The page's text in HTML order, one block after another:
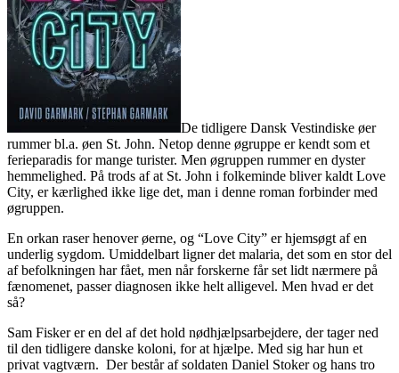
De tidligere Dansk Vestindiske øer
rummer bl.a. øen St. John. Netop denne øgruppe er kendt som et
ferieparadis for mange turister. Men øgruppen rummer en dyster
hemmelighed. På trods af at St. John i folkeminde bliver kaldt Love
City, er kærlighed ikke lige det, man i denne roman forbinder med
øgruppen.
En orkan raser henover øerne, og “Love City” er hjemsøgt af en
underlig sygdom. Umiddelbart ligner det malaria, det som en stor del
af befolkningen har fået, men når forskerne får set lidt nærmere på
fænomenet, passer diagnosen ikke helt alligevel. Men hvad er det
så?
Sam Fisker er en del af det hold nødhjælpsarbejdere, der tager ned
til den tidligere danske koloni, for at hjælpe. Med sig har hun et
privat vagtværn. Der består af soldaten Daniel Stoker og hans tro